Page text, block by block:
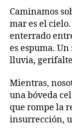
Caminamos
mar es el
enterrado
es espuma.
lluvia,
Mientras,
una bóveda
que rompe la
insurrección,